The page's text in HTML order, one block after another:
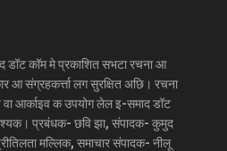
डॉट कॉम मे प्रकाशित सभटा रचना आ
आ संग्रहकर्त्ता लग सुरक्षित अछि। रचना
आर्काइव क उपयोग लेल इ-समाद डॉट
प्रबंधक- छवि झा, संपादक- कुमुद
मल्लिक, समाचार संपादक- नीलू